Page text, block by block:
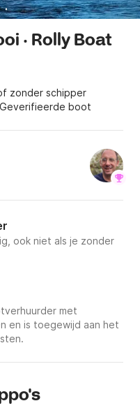
· Rolly Boat
zonder schipper
Geverifieerde boot
ook niet als je zonder
met
en is toegewijd aan het